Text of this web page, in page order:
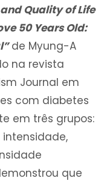
Quality of Life
50 Years Old:
de Myung-A
na revista
Journal em
com diabetes
em três grupos:
que